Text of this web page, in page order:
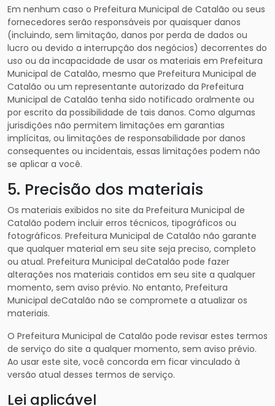
Em nenhum caso o Prefeitura Municipal de Catalão ou seus
fornecedores serão responsáveis ​​por quaisquer danos
(incluindo, sem limitação, danos por perda de dados ou
lucro ou devido a interrupção dos negócios) decorrentes do
uso ou da incapacidade de usar os materiais em Prefeitura
Municipal de Catalão, mesmo que Prefeitura Municipal de
Catalão ou um representante autorizado da Prefeitura
Municipal de Catalão tenha sido notificado oralmente ou
por escrito da possibilidade de tais danos. Como algumas
jurisdições não permitem limitações em garantias
implícitas, ou limitações de responsabilidade por danos
consequentes ou incidentais, essas limitações podem não
se aplicar a você.
5. Precisão dos materiais
Os materiais exibidos no site da Prefeitura Municipal de
Catalão podem incluir erros técnicos, tipográficos ou
fotográficos. Prefeitura Municipal de Catalão não garante
que qualquer material em seu site seja preciso, completo
ou atual. Prefeitura Municipal deCatalão pode fazer
alterações nos materiais contidos em seu site a qualquer
momento, sem aviso prévio. No entanto, Prefeitura
Municipal deCatalão não se compromete a atualizar os
materiais.
O Prefeitura Municipal de Catalão pode revisar estes termos
de serviço do site a qualquer momento, sem aviso prévio.
Ao usar este site, você concorda em ficar vinculado à
versão atual desses termos de serviço.
Lei aplicável